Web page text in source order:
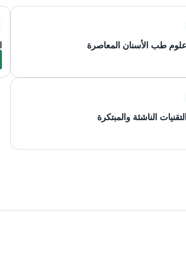
طب الأسنان المعاصرة
الناشئة والمبتكرة